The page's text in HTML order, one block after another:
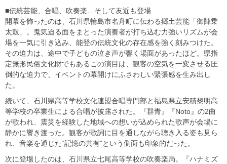
■伝統芸能、合唱、吹奏楽…そして友近も登場
開幕を飾ったのは、石川県輪島市名舟町に伝わる郷土芸能「御陣乗
太鼓」。鬼気迫る面をまとった演奏者が打ち込む力強いリズムが会
場を一気に引き込み、能登の伝統文化の存在感を強く刻みつけた。
その迫力は、途中で子どもの泣き声が響く場面があったほど。県指
定無形民俗文化財でもあるこの演目は、観客の空気を一変させる圧
倒的な迫力で、イベントの幕開けにふさわしい緊張感を生み出し
た。
続いて、石川県高等学校文化連盟合唱専門部と福島県立安積黎明高
等学校の卒業生による合唱が披露された。『群青』『Noto』の2曲
が歌われ、震災を経験した地域への想いが込められた歌声が会場に
静かに響き渡った。観客が歌詞に目を通しながら聴き入る姿も見ら
れ、音楽を通じた“記憶の共有”という側面も印象的だった。
次に登場したのは、石川県立七尾高等学校の吹奏楽局。『ハナミズ